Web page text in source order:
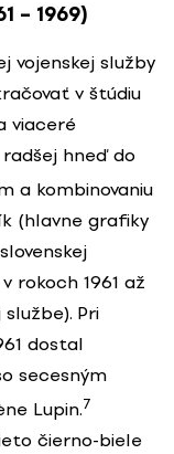
– 1969)
vojenskej služby
v štúdiu
viaceré
hneď do
a kombinovaniu
(hlavne grafiky
rokoch 1961 až
Pri
dostal
secesným
Lupin.7
čierno-biele